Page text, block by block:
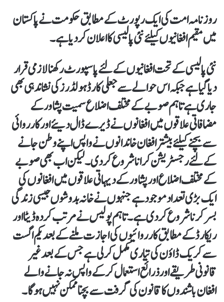
روزنامہ امت کی ایک رپورٹ کے مطابق حکومت نے پاکستان
میں مقیم افغانیوں کیلئے نئی پالیسی کا اعلان کر دیا ہے۔
نئی پالیسی کے تحت افغانیوں کے لئے پاسپورٹ رکھنالازمی قرار
دیا گیا ہے جبکہ اس حوالے سے جعلی کارڈ ہولڈرز کی نشاندہی بھی
جاری ہے تاہم صوبے کے مختلف اضلاع سمیت پشاور کے
مضافاتی علاقوں میں افغانوں نے ڈیرے ڈال دیئے اور کارروائی
سے بچنے کیلئے بیشتر افغان خاندانوں نے واپس اپنے وطن جانے
کے لئے رجسٹریشن کرانا شروع کر دی۔ لیکن اب بھی صوبے
کے مختلف اضلاع اور پشاور کے دیہاتی علاقوں میں افغانوں کی
ایک بڑی تعداد موجود ہے جنہوں نے خانہ بدوشوں جیسی زندگی
بسر کرنا شروع کر دی ہے۔ تاہم پولیس نے مرتب کردہ ڈیٹا اور
ریکارڈ کے مطابق کارروائیوں کی اجازت ملنے کے بعد یکم اگست
سے کریک ڈاؤن کی تیاری مکمل کر لی ہے جس کے بعد غیر
قانونی طریقے اور ذرائع استعمال کر کے واپس نہ جانے والے
افغان باشندوں کا قانون کی گرفت سے بچنا ممکن نہیں ہو گا۔